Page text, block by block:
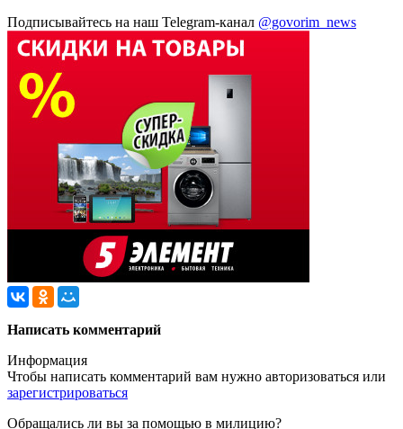
Подписывайтесь на наш Telegram-канал @govorim_news
Написать комментарий
Информация
Чтобы написать комментарий вам нужно авторизоваться или
зарегистрироваться
Обращались ли вы за помощью в милицию?